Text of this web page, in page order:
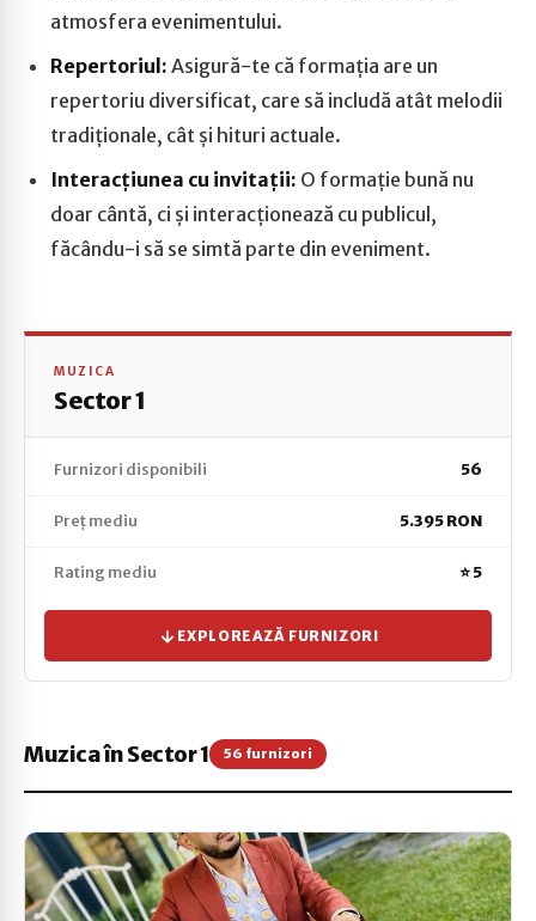
atmosfera evenimentului.
Repertoriul: Asigură-te că formația are un
repertoriu diversificat, care să includă atât melodii
tradiționale, cât și hituri actuale.
Interacțiunea cu invitații: O formație bună nu
doar cântă, ci și interacționează cu publicul,
făcându-i să se simtă parte din eveniment.
MUZICA
Sector 1
Furnizori disponibili 56
Preț mediu 5.395 RON
Rating mediu ⭐ 5
EXPLOREAZĂ FURNIZORI
Muzica în Sector 1 56 furnizori